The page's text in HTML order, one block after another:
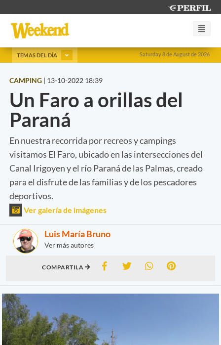
Saturday 8 de August de 2026
TEMAS DEL DÍA
CAMPING | 13-10-2022 18:39
Un Faro a orillas del
Paraná
En nuestra recorrida por recreos y campings
visitamos El Faro, ubicado en las intersecciones del
Canal Irigoyen y el río Paraná de las Palmas, creado
para el disfrute de las familias y de los pescadores
deportivos.
Ver galería de imágenes
Luis María Bruno
Ver más autores
COMPARTILA